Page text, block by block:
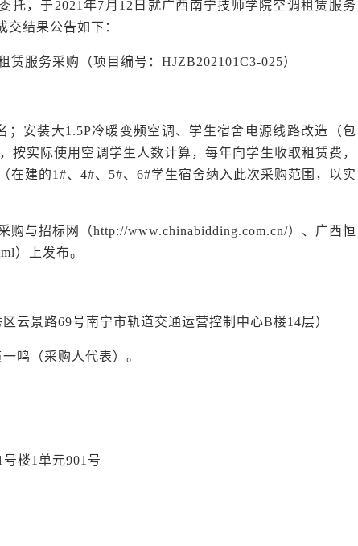
托，于2021 年7 月 12 日 就广西南宁技师学院空调租赁服务
交结果公告如下：
赁服务采购（项目编号： HJZB202101C3-025）
；安装大1.5P冷暖变频空调、学生宿舍电源线路改造（包
实际使用空调学生人数计算，每年向学生收取租赁费，
建的1#、4#、5#、6#学生宿舍纳入此次采购范围，以实
购与招标网 （http://www.chinabidding.com.cn/）、广西恒
）上发布。
云景路69号南宁市轨道交通运营控制中心B楼14层）
一鸣（采购人代表） 。
楼1单元901号